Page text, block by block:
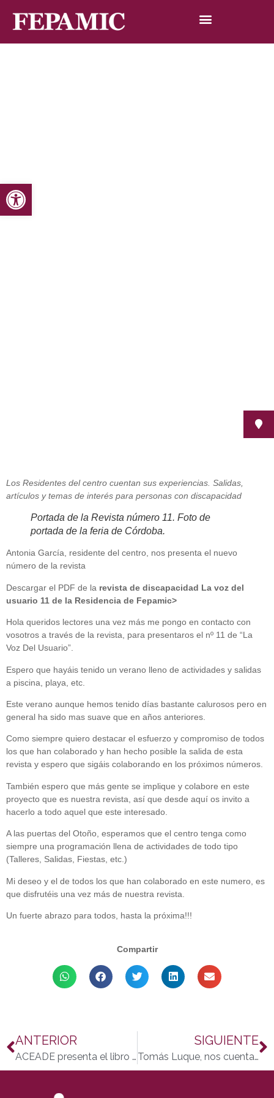
Abrir barra de herramientas
Inicio
Los Residentes del centro cuentan sus experiencias. Salidas,
artículos y temas de interés para personas con discapacidad
Portada de la Revista número 11. Foto de
portada de la feria de Córdoba.
Antonia García, residente del centro, nos presenta el nuevo
número de la revista
Descargar el PDF de la revista de discapacidad La voz del
usuario 11 de la Residencia de Fepamic>
Hola queridos lectores una vez más me pongo en contacto con
vosotros a través de la revista, para presentaros el nº 11 de “La
Voz Del Usuario”.
Espero que hayáis tenido un verano lleno de actividades y salidas
a piscina, playa, etc.
Este verano aunque hemos tenido días bastante calurosos pero en
general ha sido mas suave que en años anteriores.
Como siempre quiero destacar el esfuerzo y compromiso de todos
los que han colaborado y han hecho posible la salida de esta
revista y espero que sigáis colaborando en los próximos números.
También espero que más gente se implique y colabore en este
proyecto que es nuestra revista, así que desde aquí os invito a
hacerlo a todo aquel que este interesado.
A las puertas del Otoño, esperamos que el centro tenga como
siempre una programación llena de actividades de todo tipo
(Talleres, Salidas, Fiestas, etc.)
Mi deseo y el de todos los que han colaborado en este numero, es
que disfrutéis una vez más de nuestra revista.
Un fuerte abrazo para todos, hasta la próxima!!!
Compartir
ANTERIOR
ACEADE presenta el libro Espondilitis Anquilosante. Los hechos
SIGUIENTE
Tomás Luque, nos cuenta su experiencia en la UED Córdoba de Fepamic